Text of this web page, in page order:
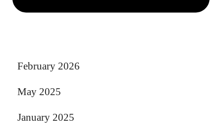
February 2026
May 2025
January 2025